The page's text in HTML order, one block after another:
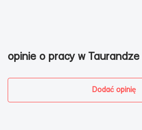
opinie o pracy w Taurandze
Dodać opinię